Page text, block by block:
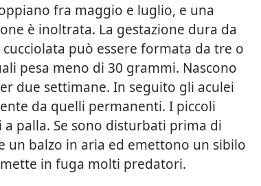
fra maggio e luglio, e una
è inoltrata. La gestazione dura da
può essere formata da tre o
pesa meno di 30 grammi. Nascono
due settimane. In seguito gli aculei
da quelli permanenti. I piccoli
palla. Se sono disturbati prima di
un balzo in aria ed emettono un sibilo
in fuga molti predatori.